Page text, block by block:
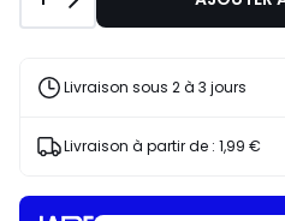
l’achat
articles
J'en
Livraison sous 2 à 3 jours
Livraison à partir de : 1,99 €